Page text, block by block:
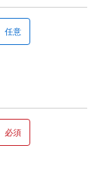
任意
必須